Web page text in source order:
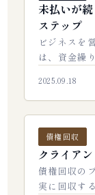
未払いが
ステップ
ビジネスを
は、資金繰
うすればい
2025.09.18
債権回収
クライア
債権回収の
実に回収す